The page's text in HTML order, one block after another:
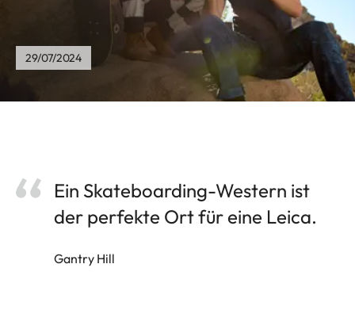
29/07/2024
Ein Skateboarding-Western ist
der perfekte Ort für eine Leica.
Gantry Hill